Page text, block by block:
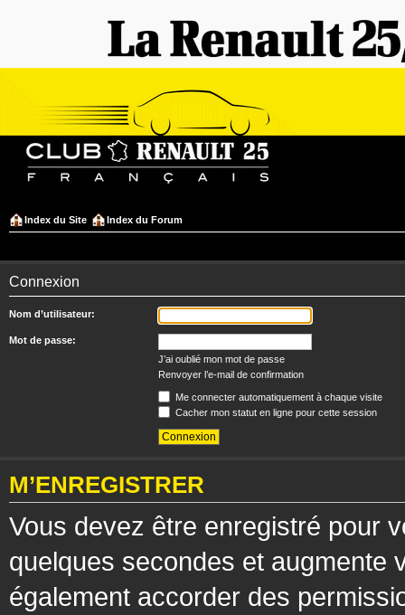
Index du Site Index du Forum
Connexion
Nom d’utilisateur:
Mot de passe:
J’ai oublié mon mot de passe
Renvoyer l’e-mail de confirmation
Me connecter automatiquement à chaque visite
Cacher mon statut en ligne pour cette session
M’ENREGISTRER
Vous devez être enregistré pour
quelques secondes et augmente
également accorder des